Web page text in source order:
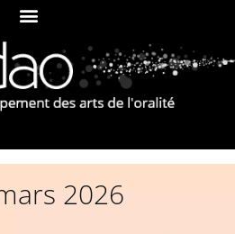
2026